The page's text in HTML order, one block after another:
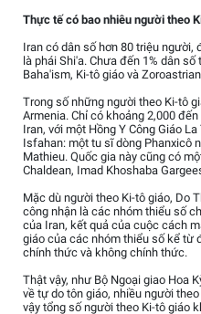
Thực tế có bao nhiêu người theo
Iran có dân số hơn 80 triệu người,
là phái Shi'a. Chưa đến 1% dân
Baha'ism, Ki-tô giáo và
Trong số những người theo Ki-tô
Armenia. Chỉ có khoảng 2,000
Iran, với một Hồng Y Công Giáo
Isfahan: một tu sĩ dòng Phanxicô
Mathieu. Quốc gia này cũng có
Chaldean, Imad Khoshaba
Mặc dù người theo Ki-tô giáo, Do
công nhận là các nhóm thiểu số
của Iran, kết quả của cuộc cách
giáo của các nhóm thiểu số kể từ
chính thức và không chính thức.
Thật vậy, như Bộ Ngoại giao Hoa
về tự do tôn giáo, nhiều người
vậy tổng số người theo Ki-tô giáo